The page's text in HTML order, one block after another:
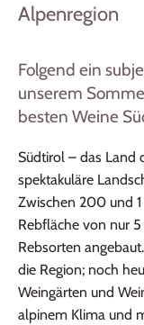
Alpenregion
Folgend ein
unserem
besten Weine
Südtirol – das Land
spektakuläre
Zwischen 200 und
Rebfläche von nur
Rebsorten
die Region; noch
Weingärten und
alpinem Klima und